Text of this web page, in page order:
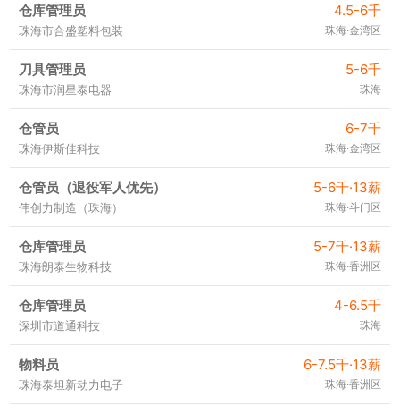
仓库管理员 4.5-6千
珠海市合盛塑料包装 珠海·金湾区
刀具管理员 5-6千
珠海市润星泰电器 珠海
仓管员 6-7千
珠海伊斯佳科技 珠海·金湾区
仓管员（退役军人优先） 5-6千·13薪
伟创力制造（珠海） 珠海·斗门区
仓库管理员 5-7千·13薪
珠海朗泰生物科技 珠海·香洲区
仓库管理员 4-6.5千
深圳市道通科技 珠海
物料员 6-7.5千·13薪
珠海泰坦新动力电子 珠海·香洲区